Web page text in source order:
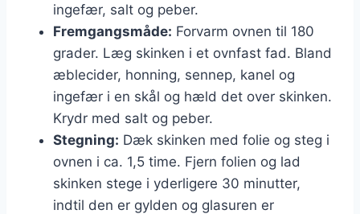
ingefær, salt og peber.
Fremgangsmåde: Forvarm ovnen til 180
grader. Læg skinken i et ovnfast fad. Bland
æblecider, honning, sennep, kanel og
ingefær i en skål og hæld det over skinken.
Krydr med salt og peber.
Stegning: Dæk skinken med folie og steg i
ovnen i ca. 1,5 time. Fjern folien og lad
skinken stege i yderligere 30 minutter,
indtil den er gylden og glasuren er